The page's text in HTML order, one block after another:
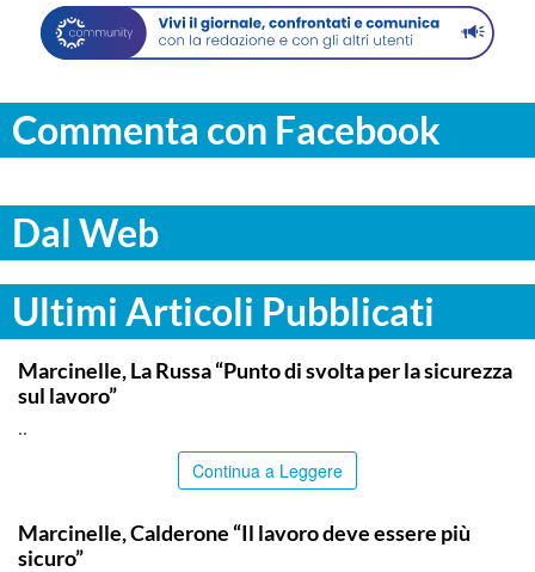
Commenta con Facebook
Dal Web
Ultimi Articoli Pubblicati
ITALPRESS
Marcinelle, La Russa “Punto di svolta per la sicurezza
sul lavoro”
..
Continua a Leggere
Marcinelle, Calderone “Il lavoro deve essere più
sicuro”